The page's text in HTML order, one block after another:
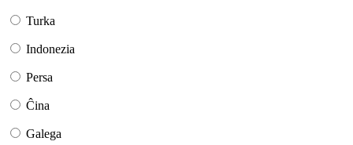
Turka
Indonezia
Persa
Ĉina
Galega